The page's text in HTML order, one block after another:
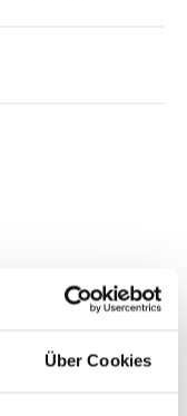
Über Cookies